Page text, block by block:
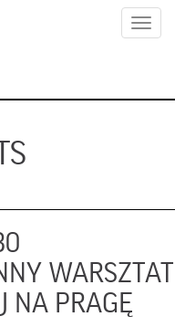
Menu
WARSZTAT
NA PRAGĘ